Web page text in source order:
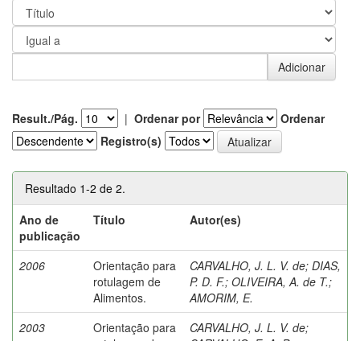
Result./Pág. | Ordenar por
Ordenar
Registro(s)
Resultado 1-2 de 2.
Ano de
publicação
Título Autor(es)
2006
Orientação para
rotulagem de
Alimentos.
CARVALHO, J. L. V. de; DIAS,
P. D. F.; OLIVEIRA, A. de T.;
AMORIM, E.
2003
Orientação para
CARVALHO, J. L. V. de;